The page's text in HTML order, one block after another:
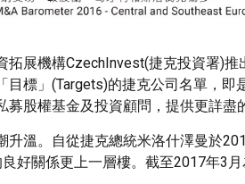
展機構CzechInvest(捷克投資署)
標」(Targets)的捷克公司名單，即
股權基金及投資顧問，提供更詳盡
溫。自從捷克總統米洛什澤曼於
好關係更上一層樓。截至2017年3